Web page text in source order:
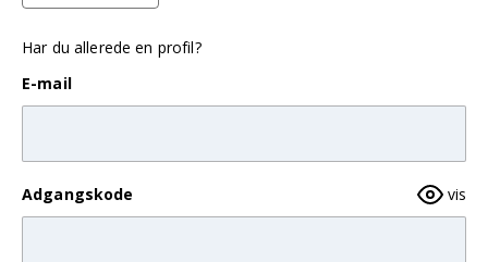
Har du allerede en profil?
E-mail
Adgangskode vis